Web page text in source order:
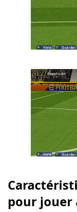
pour jouer